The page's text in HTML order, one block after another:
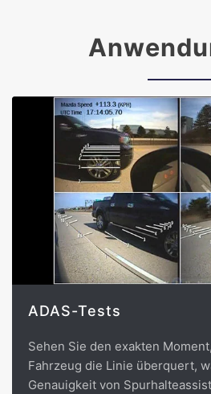
ADAS-Tests
Sehen Sie den exakten
Fahrzeug die Linie überquert,
Genauigkeit von